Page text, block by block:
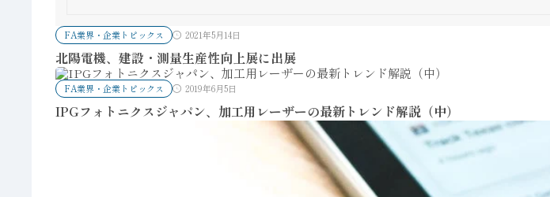
FA業界・企業トピックス 2021年5月14日
北陽電機、建設・測量生産性向上展に出展
FA業界・企業トピックス 2019年6月5日
IPGフォトニクスジャパン、加工用レーザーの最新トレンド解説（中）